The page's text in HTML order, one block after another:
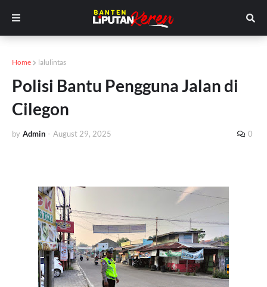
Home lalulintas
Polisi Bantu Pengguna Jalan di
Cilegon
by Admin - August 29, 2025 0